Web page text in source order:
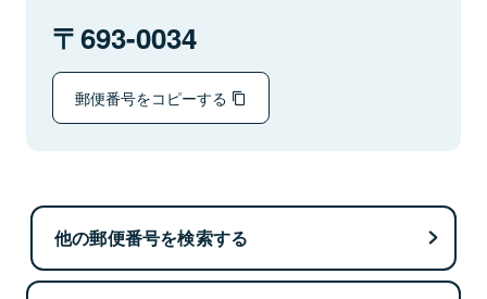
693-0034
郵便番号をコピーする
他の郵便番号を検索する